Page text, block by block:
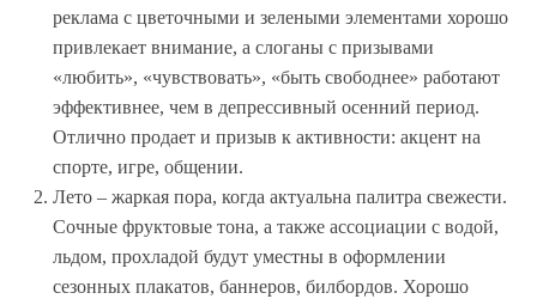
реклама с цветочными и зелеными элементами хорошо
привлекает внимание, а слоганы с призывами
«любить», «чувствовать», «быть свободнее» работают
эффективнее, чем в депрессивный осенний период.
Отлично продает и призыв к активности: акцент на
спорте, игре, общении.
Лето – жаркая пора, когда актуальна палитра свежести.
Сочные фруктовые тона, а также ассоциации с водой,
льдом, прохладой будут уместны в оформлении
сезонных плакатов, баннеров, билбордов. Хорошо